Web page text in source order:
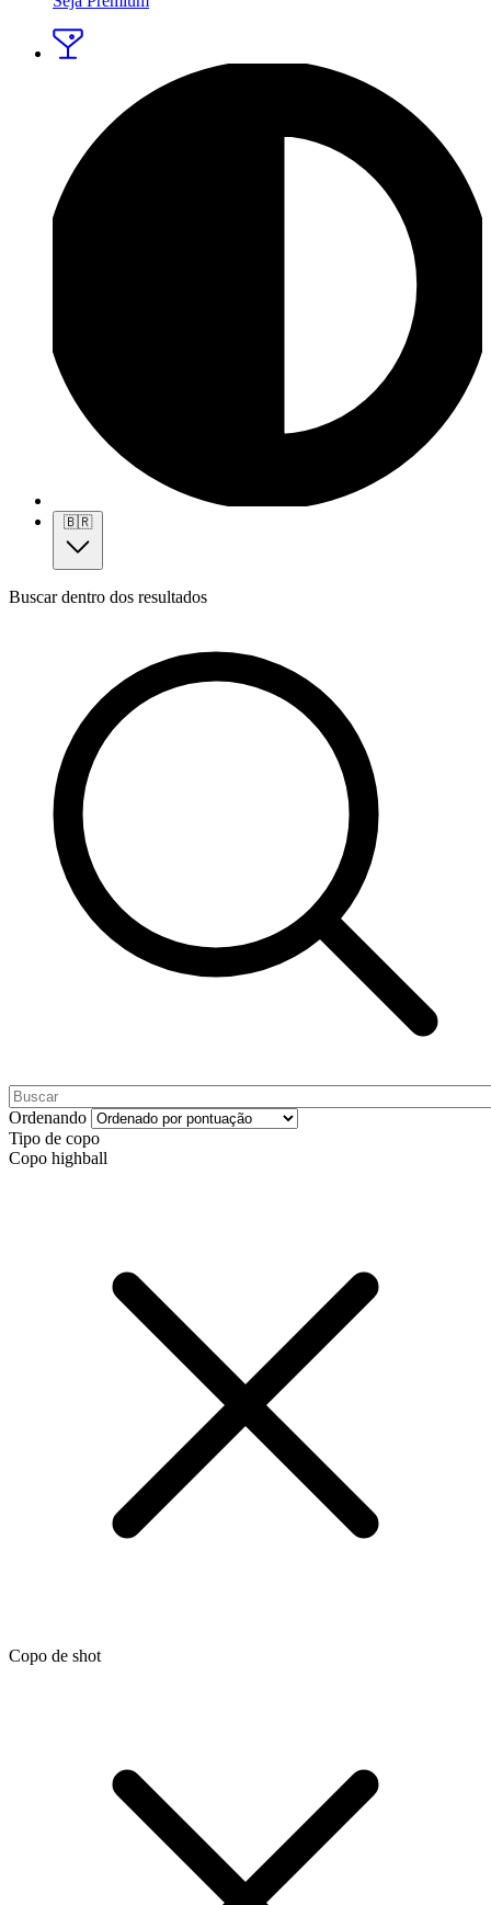
🇧🇷
Buscar dentro dos resultados
Ordenando
Tipo de copo
Copo highball
Copo de shot